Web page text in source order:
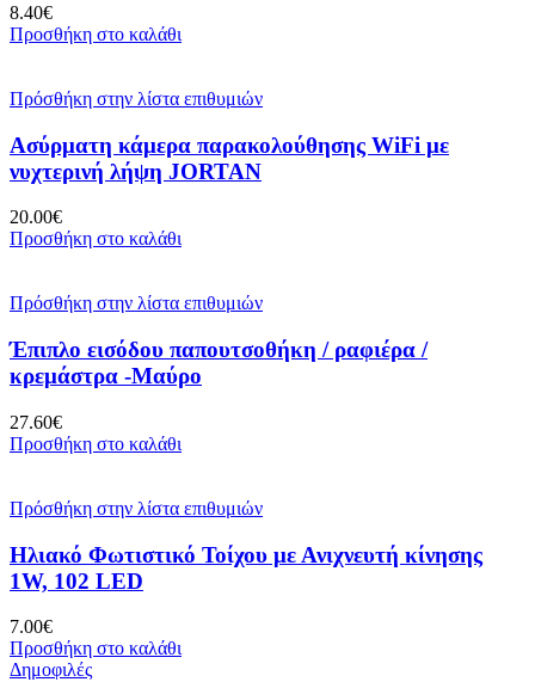
8.40€
Προσθήκη στο καλάθι
Πρόσθήκη στην λίστα επιθυμιών
Ασύρματη κάμερα παρακολούθησης WiFi με
νυχτερινή λήψη JORTAN
20.00€
Προσθήκη στο καλάθι
Πρόσθήκη στην λίστα επιθυμιών
Έπιπλο εισόδου παπουτσοθήκη / ραφιέρα /
κρεμάστρα -Μαύρο
27.60€
Προσθήκη στο καλάθι
Πρόσθήκη στην λίστα επιθυμιών
Ηλιακό Φωτιστικό Τοίχου με Ανιχνευτή κίνησης
1W, 102 LED
7.00€
Προσθήκη στο καλάθι
Δημοφιλές